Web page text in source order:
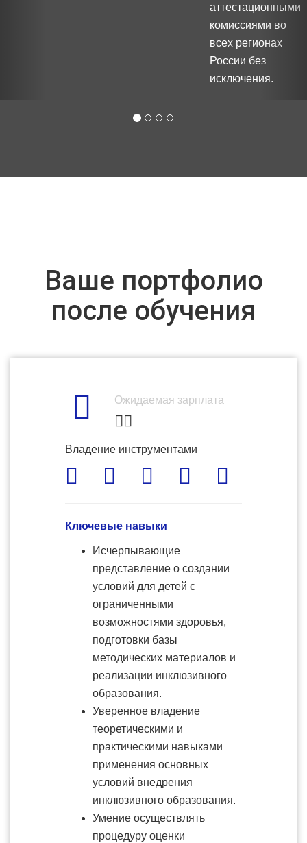
аттестационными
комиссиями во
всех регионах
России без
исключения.
Ваше портфолио
после обучения
Ожидаемая зарплата
Владение инструментами
Ключевые навыки
Исчерпывающие
представление о создании
условий для детей с
ограниченными
возможностями здоровья,
подготовки базы
методических материалов и
реализации инклюзивного
образования.
Уверенное владение
теоретическими и
практическими навыками
применения основных
условий внедрения
инклюзивного образования.
Умение осуществлять
процедуру оценки